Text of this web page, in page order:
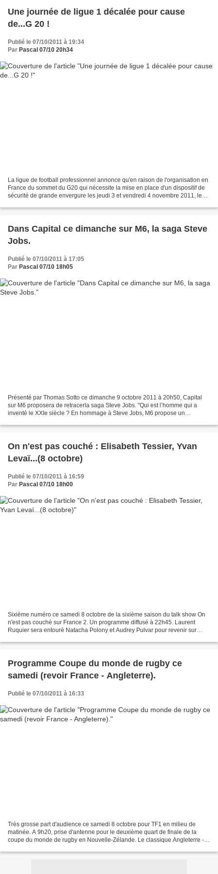
Une journée de ligue 1 décalée pour cause
de...G 20 !
Publié le 07/10/2011 à 19:34
Par Pascal 07/10 20h34
La ligue de football professionnel annonce qu'en raison de l'organisation en
France du sommet du G20 qui nécessite la mise en place d'un dispositif de
sécurité de grande envergure les jeudi 3 et vendredi 4 novembre 2011, le
Dans Capital ce dimanche sur M6, la saga Steve
Jobs.
Publié le 07/10/2011 à 17:05
Par Pascal 07/10 18h05
Présenté par Thomas Sotto ce dimanche 9 octobre 2011 à 20h50, Capital
sur M6 proposera de retracerla saga Steve Jobs. "Qui est l’homme qui a
inventé le XXIe siècle ? En hommage à Steve Jobs, M6 propose un
On n'est pas couché : Elisabeth Tessier, Yvan
Levaï...(8 octobre)
Publié le 07/10/2011 à 16:59
Par Pascal 07/10 18h00
Sixième numéro ce samedi 8 octobre de la sixième saison du talk show On
n'est pas couché sur France 2. Un programme diffusé à 22h45. Laurent
Ruquier sera entouré Natacha Polony et Audrey Pulvar pour revenir sur
Programme Coupe du monde de rugby ce
samedi (revoir France - Angleterre).
Publié le 07/10/2011 à 16:33
Très grosse part d'audience ce samedi 8 octobre pour TF1 en milieu de
matinée. A 9h20, prise d'antenne pour le deuxième quart de finale de la
coupe du monde de rugby en Nouvelle-Zélande. Le classique Angleterre -